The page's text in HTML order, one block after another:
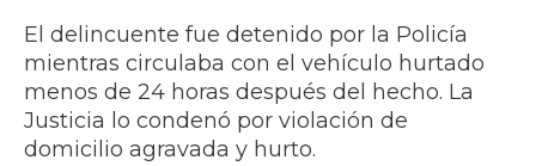
El delincuente fue detenido por la Policía
mientras circulaba con el vehículo hurtado
menos de 24 horas después del hecho. La
Justicia lo condenó por violación de
domicilio agravada y hurto.